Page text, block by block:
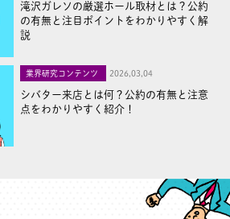
滝沢ガレソの厳選ホール取材とは？公約
の有無と注目ポイントをわかりやすく解
説
業界研究コンテンツ 2026,03,04
シバター来店とは何？公約の有無と注意
点をわかりやすく紹介！